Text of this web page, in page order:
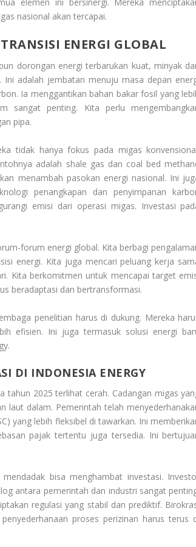
nasional akan tercapai.
ENERGI GLOBAL
dorongan energi terbarukan kuat, minyak
adalah jembatan menuju masa depan
Ia menggantikan bahan bakar fosil yang
sangat penting. Kita perlu
pipa.
tidak hanya fokus pada migas
adalah shale gas dan coal bed
menambah pasokan energi nasional. Ini
penangkapan dan penyimpanan
emisi dari operasi migas. Investasi
forum energi global. Kita berbagi
energi. Kita juga mencari peluang kerja
Kita berkomitmen untuk mencapai target
beradaptasi dan bertransformasi.
penelitian harus di dukung. Mereka
efisien. Ini juga termasuk solusi energi
DI INDONESIA ENERGY
tahun 2025 terlihat cerah. Cadangan migas
laut dalam. Pemerintah telah
yang lebih fleksibel di tawarkan. Ini
pajak tertentu juga tersedia. Ini
bisa menghambat investasi.
antara pemerintah dan industri sangat
regulasi yang stabil dan prediktif.
proses perizinan harus terus